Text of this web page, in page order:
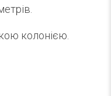
колонією.